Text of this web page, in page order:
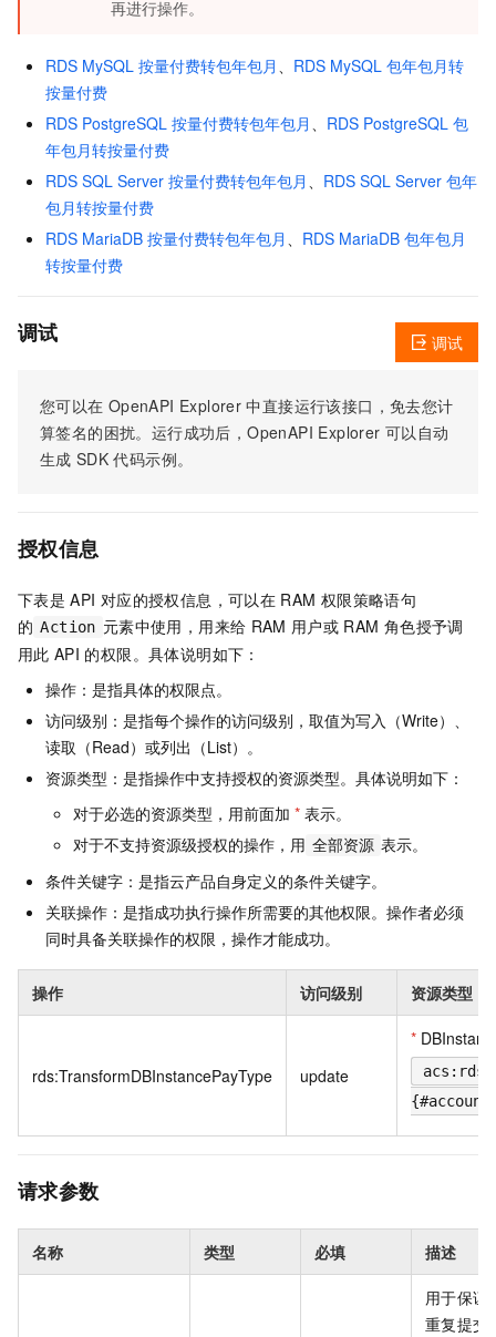
再进行操作。
RDS MySQL 按量付费转包年包月
RDS MySQL 包年包月转
按量付费
RDS PostgreSQL 按量付费转包年包月
RDS PostgreSQL 包
年包月转按量付费
RDS SQL Server 按量付费转包年包月
RDS SQL Server 包年
包月转按量付费
RDS MariaDB 按量付费转包年包月
RDS MariaDB 包年包月
转按量付费
调试
您可以在 OpenAPI Explorer 中直接运行该接口，免去您计
算签名的困扰。运行成功后，OpenAPI Explorer 可以自动
生成 SDK 代码示例。
调试
授权信息
下表是 API 对应的授权信息，可以在 RAM 权限策略语句
的 Action 元素中使用，用来给 RAM 用户或 RAM 角色授予调
用此 API 的权限。具体说明如下：
操作：是指具体的权限点。
访问级别：是指每个操作的访问级别，取值为写入（Write）、
读取（Read）或列出（List）。
资源类型：是指操作中支持授权的资源类型。具体说明如下：
对于必选的资源类型，用前面加 * 表示。
对于不支持资源级授权的操作，用 全部资源 表示。
条件关键字：是指云产品自身定义的条件关键字。
关联操作：是指成功执行操作所需要的其他权限。操作者必须
同时具备关联操作的权限，操作才能成功。
操作 访问级别 资源类型
rds:TransformDBInstancePayType update
*
请求参数
名称 类型 必填 描述
用于保证
重复提交